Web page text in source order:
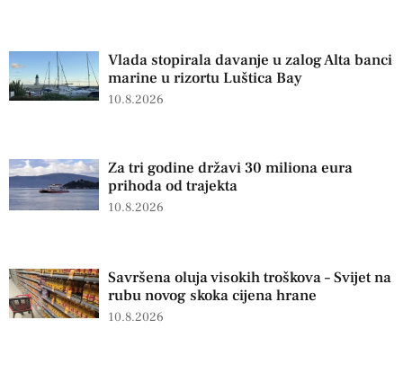
Vlada stopirala davanje u zalog Alta banci
marine u rizortu Luštica Bay
10.8.2026
Za tri godine državi 30 miliona eura
prihoda od trajekta
10.8.2026
Savršena oluja visokih troškova – Svijet na
rubu novog skoka cijena hrane
10.8.2026